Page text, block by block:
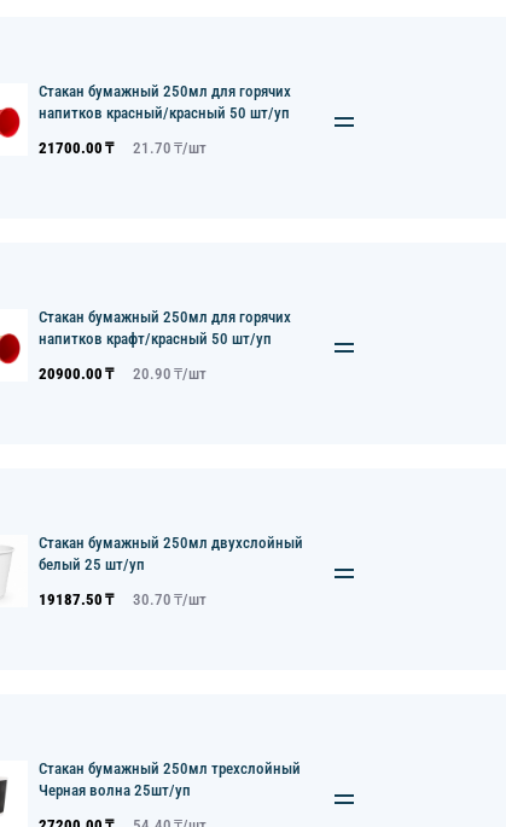
Стакан бумажный 250мл для горячих
напитков красный/красный 50 шт/уп
21700.00 ₸ 21.70 ₸/шт
Стакан бумажный 250мл для горячих
напитков крафт/красный 50 шт/уп
20900.00 ₸ 20.90 ₸/шт
Стакан бумажный 250мл двухслойный
белый 25 шт/уп
19187.50 ₸ 30.70 ₸/шт
Стакан бумажный 250мл трехслойный
Черная волна 25шт/уп